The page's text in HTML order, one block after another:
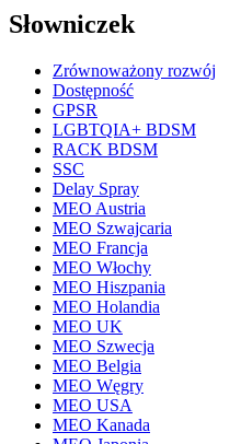
Słowniczek
Zrównoważony rozwój
Dostępność
GPSR
LGBTQIA+ BDSM
RACK BDSM
SSC
Delay Spray
MEO Austria
MEO Szwajcaria
MEO Francja
MEO Włochy
MEO Hiszpania
MEO Holandia
MEO UK
MEO Szwecja
MEO Belgia
MEO Węgry
MEO USA
MEO Kanada